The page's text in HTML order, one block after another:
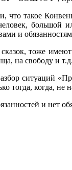
что такое
большой
и
тоже
на свободу и т.д.
ситуаций
тогда, когда,
и нет